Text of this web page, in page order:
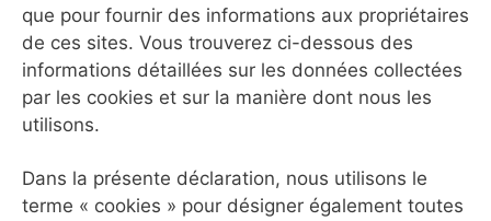
que pour fournir des informations aux propriétaires
de ces sites. Vous trouverez ci-dessous des
informations détaillées sur les données collectées
par les cookies et sur la manière dont nous les
utilisons.
Dans la présente déclaration, nous utilisons le
terme « cookies » pour désigner également toutes